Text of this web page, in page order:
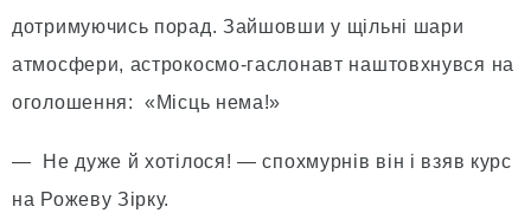
дотримуючись порад. Зайшовши у щільні шари
атмосфери, астрокосмо-гаслонавт наштовхнувся на
оголошення: «Місць нема!»
— Не дуже й хотілося! — спохмурнів він і взяв курс
на Рожеву Зірку.